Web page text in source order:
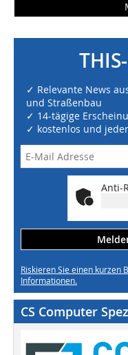
✓ Relevante News
und Straßenbau
✓ 14-tägige
✓ kostenlos und
Anti-
Riskieren Sie einen kurzen
Informationen.
CS Computer